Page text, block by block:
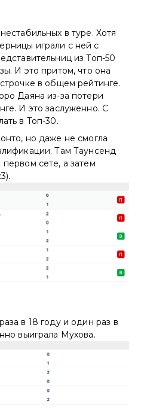
в туре. Хотя
играли с ней с
из Топ-50
И это притом, что она
в общем рейтинге.
Даяна из-за потери
И это заслуженно. С
в Топ-30.
но даже не смогла
Там Таунсенд
сете, а затем
в 18 году и один раз в
выиграла Мухова.